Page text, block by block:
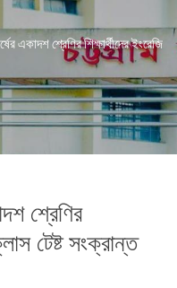
একাদশ শ্রেণির শিক্ষার্থীদের ইংরেজি
শ্রেণির
টেষ্ট সংক্রান্ত